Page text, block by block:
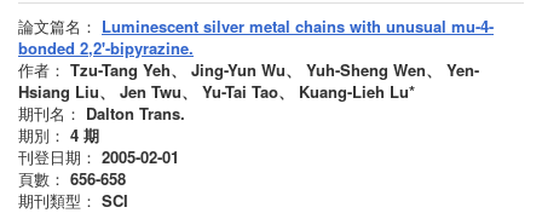
論文篇名： Luminescent silver metal chains with unusual mu-4-
bonded 2,2'-bipyrazine.
作者： Tzu-Tang Yeh、 Jing-Yun Wu、 Yuh-Sheng Wen、 Yen-
Hsiang Liu、 Jen Twu、 Yu-Tai Tao、 Kuang-Lieh Lu*
期刊名： Dalton Trans.
期別： 4 期
刊登日期： 2005-02-01
頁數： 656-658
期刊類型： SCI